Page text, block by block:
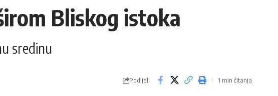
Bliskog istoka
sredinu
Podijeli 1 min čitanja